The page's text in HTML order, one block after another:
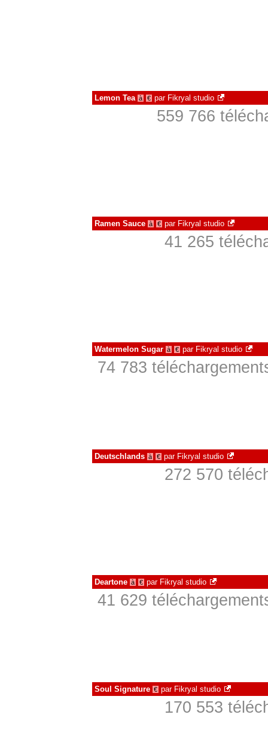
Lemon Tea à € par Fikryal studio
559 766
Ramen Sauce à € par Fikryal studio
41 265
Watermelon Sugar à € par Fikryal studio
74 783
Deutschlands à € par Fikryal studio
272 570
Deartone à € par Fikryal studio
41 629
Soul Signature € par Fikryal studio
170 553